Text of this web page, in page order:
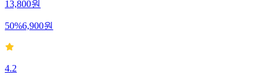
13,800원
50%6,900원
4.2